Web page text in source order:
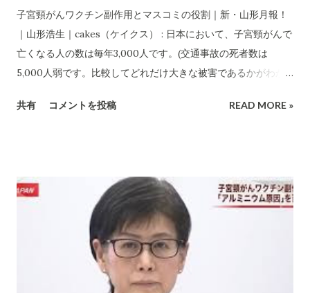
子宮頸がんワクチン副作用とマスコミの役割｜新・山形月報！
｜山形浩生｜cakes（ケイクス） : 日本において、子宮頸がんで
亡くなる人の数は毎年3,000人です。(交通事故の死者数は
5,000人弱です。比較してどれだけ大きな被害であるかがわか
クチン接種をすれば多くが防げます。 ワクチン接種を「危険な
接種を国民に勧めているという質問を繰り返しました。 このマ
スコミ報道のきっかけをつくった医師の行ったことも今は明確
に我々は知ることができます。でっち上げの極みでした。 引用
した文章の著者の 山形 浩生 （やまがた ひろお ）氏は私などは
翻訳家として知っています。 一読の価値は十分にあります。 今
のテレビや新聞は日本を恐ろしい方向に導き兼ねない勢力にな
共有 コメントを投稿 READ MORE »